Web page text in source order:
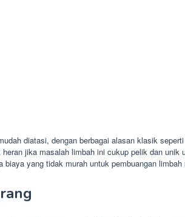
diatasi, dengan berbagai alasan klasik
jika masalah limbah ini cukup pelik dan
yang tidak murah untuk pembuangan